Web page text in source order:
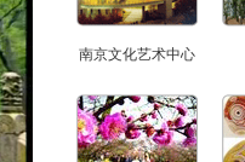
南京文化艺术中心